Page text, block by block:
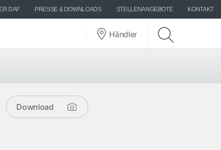
DAF PRESSE & DOWNLOADS STELLENANGEBOTE KONTAKT
Händler
Download